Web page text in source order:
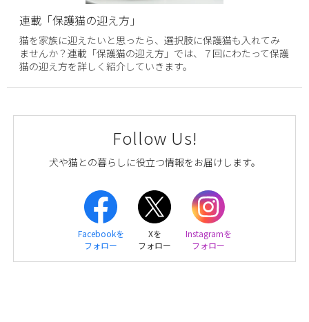
連載「保護猫の迎え方」
猫を家族に迎えたいと思ったら、選択肢に保護猫も入れてみ
ませんか？連載「保護猫の迎え方」では、７回にわたって保護
猫の迎え方を詳しく紹介していきます。
Follow Us!
犬や猫との暮らしに役立つ情報をお届けします。
Facebookを
フォロー
Xを
フォロー
Instagramを
フォロー